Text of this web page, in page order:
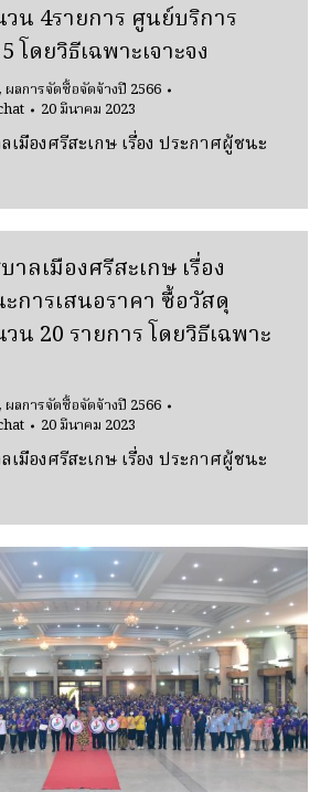
น 4รายการ ศูนย์บริการ
โดยวิธีเฉพาะเจาะจง
,ผลการจัดซื้อจัดจ้างปี 2566
20 มีนาคม 2023
มืองศรีสะเกษ เรื่อง ประกาศผู้ชนะ
าลเมืองศรีสะเกษ เรื่อง
การเสนอราคา ซื้อวัสดุ
น 20 รายการ โดยวิธีเฉพาะ
,ผลการจัดซื้อจัดจ้างปี 2566
20 มีนาคม 2023
มืองศรีสะเกษ เรื่อง ประกาศผู้ชนะ